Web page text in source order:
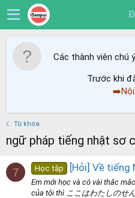
Các thành viên chú ý
Trước khi
➡️Nội
Từ khóa
ngữ pháp tiếng nhật sơ
7 Học tập [Hỏi] Về tiếng
Em mới học và có vài thắc
của tôi thì ここはわたしのせ